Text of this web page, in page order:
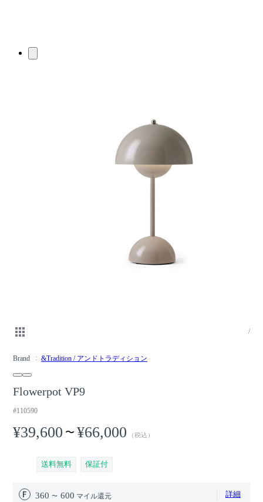
/
Brand &Tradition / アンドトラディション
Flowerpot VP9
#110590
¥39,600 〜 ¥66,000 （税込）
送料無料 保証付
360 600 マイル還元 詳細